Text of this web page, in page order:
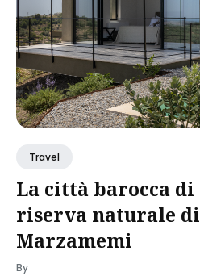
Travel
La città barocca di
riserva naturale
Marzamemi
By